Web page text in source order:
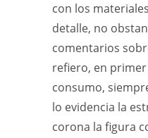
con los
detalle, no
comentarios
refiero, en
consumo,
lo evidencia la
corona la figura